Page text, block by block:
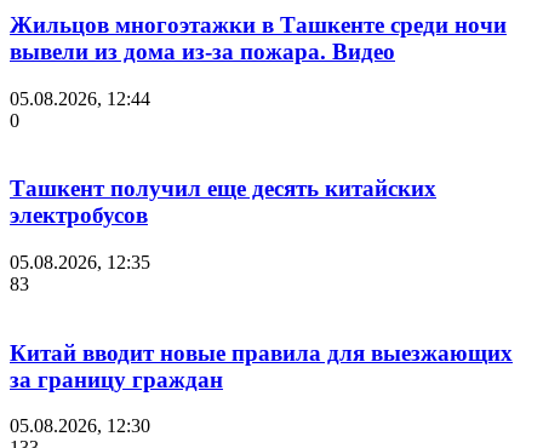
Жильцов многоэтажки в Ташкенте среди ночи
вывели из дома из-за пожара. Видео
05.08.2026, 12:44
0
Ташкент получил еще десять китайских
электробусов
05.08.2026, 12:35
83
Китай вводит новые правила для выезжающих
за границу граждан
05.08.2026, 12:30